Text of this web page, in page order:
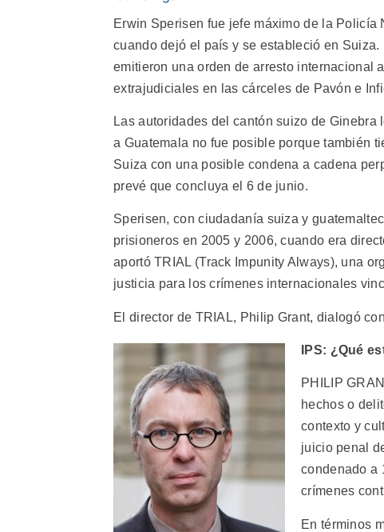
Erwin Sperisen fue jefe máximo de la
cuando dejó el país y se estableció en
emitieron una orden de arresto internacional
extrajudiciales en las cárceles de Pavón e
Las autoridades del cantón suizo de
a Guatemala no fue posible porque también
Suiza con una posible condena a cadena
prevé que concluya el 6 de junio.
Sperisen, con ciudadanía suiza y
prisioneros en 2005 y 2006, cuando era
aportó TRIAL (Track Impunity Always), una
justicia para los crímenes internacionales
El director de TRIAL, Philip Grant, dialogó
IPS: ¿Qué
PHILIP
hechos o
contexto y
juicio penal
condenado a
crímenes
En términos